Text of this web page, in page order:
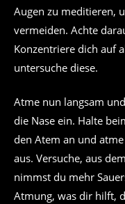
Augen zu meditieren,
vermeiden. Achte
Konzentriere dich auf
untersuche diese.
Atme nun langsam
die Nase ein. Halte
den Atem an und
aus. Versuche, aus
nimmst du mehr
Atmung, was dir hilft,